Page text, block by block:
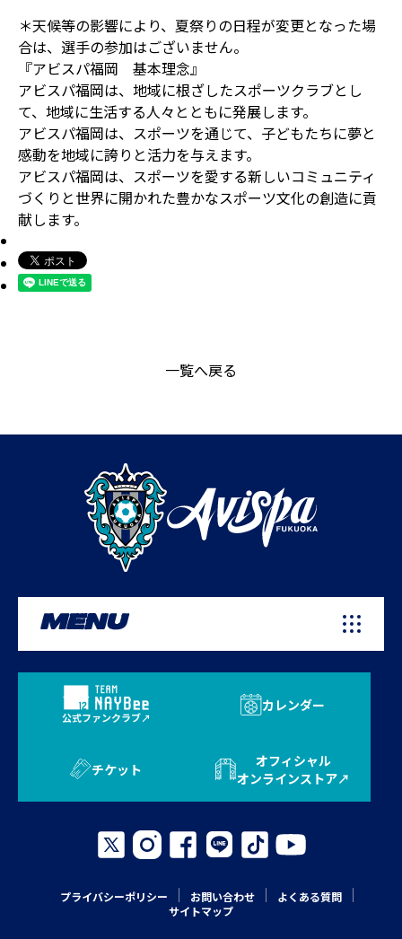
＊天候等の影響により、夏祭りの日程が変更となった場
合は、選手の参加はございません。
『アビスパ福岡 基本理念』
アビスパ福岡は、地域に根ざしたスポーツクラブとし
て、地域に生活する人々とともに発展します。
アビスパ福岡は、スポーツを通じて、子どもたちに夢と
感動を地域に誇りと活力を与えます。
アビスパ福岡は、スポーツを愛する新しいコミュニティ
づくりと世界に開かれた豊かなスポーツ文化の創造に貢
献します。
一覧へ戻る
MENU
公式ファンクラブ
カレンダー
チケット
オフィシャル
オンラインストア
プライバシーポリシー お問い合わせ
よくある質問
サイトマップ